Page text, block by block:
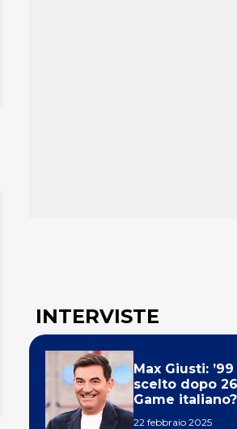
INTERVISTE
Max Giusti:
scelto dopo
Game
22 febbraio 2025